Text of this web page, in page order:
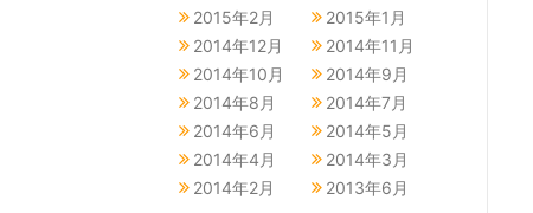
2015年2月
2015年1月
2014年12月
2014年11月
2014年10月
2014年9月
2014年8月
2014年7月
2014年6月
2014年5月
2014年4月
2014年3月
2014年2月
2013年6月